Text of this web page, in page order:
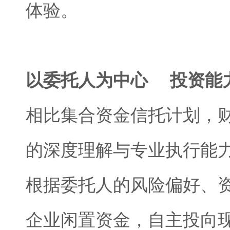
体验。
以委托人为中心 投资能
相比集合资金信托计划，
的深度理解与专业执行能
根据委托人的风险偏好、
企业闲置资金，自主投向